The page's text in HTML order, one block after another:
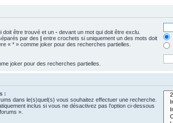
doit être trouvé et un - devant un mot qui doit être exclu.
par des | entre crochets si uniquement un des mots doit
« * » comme joker pour des recherches partielles.
joker pour des recherches partielles.
:
dans le(s)quel(s) vous souhaitez effectuer une recherche.
inclus si vous ne désactivez pas l’option ci-dessous
».